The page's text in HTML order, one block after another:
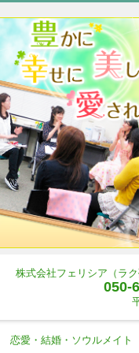
株式会社フェリシア（ラク
050-
恋愛・結婚・ソウルメイト